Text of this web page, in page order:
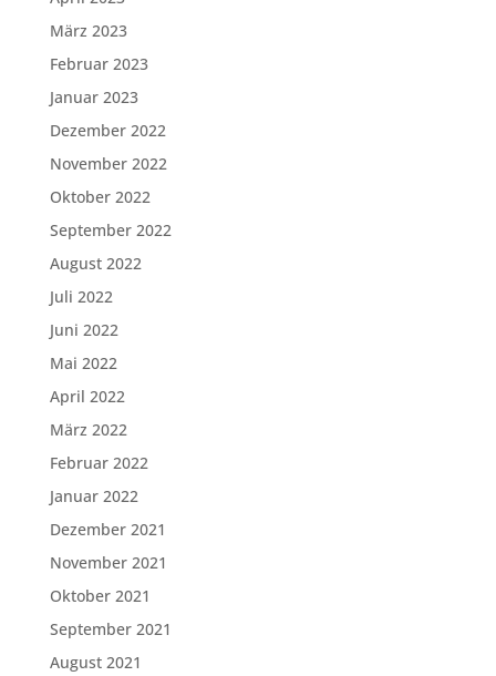
März 2023
Februar 2023
Januar 2023
Dezember 2022
November 2022
Oktober 2022
September 2022
August 2022
Juli 2022
Juni 2022
Mai 2022
April 2022
März 2022
Februar 2022
Januar 2022
Dezember 2021
November 2021
Oktober 2021
September 2021
August 2021